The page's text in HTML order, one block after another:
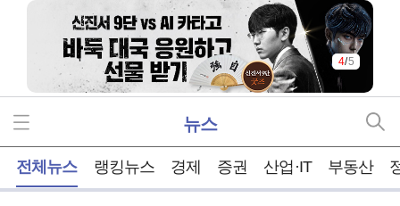
4/5
뉴스
전체뉴스 랭킹뉴스 경제 증권 산업·IT 부동산